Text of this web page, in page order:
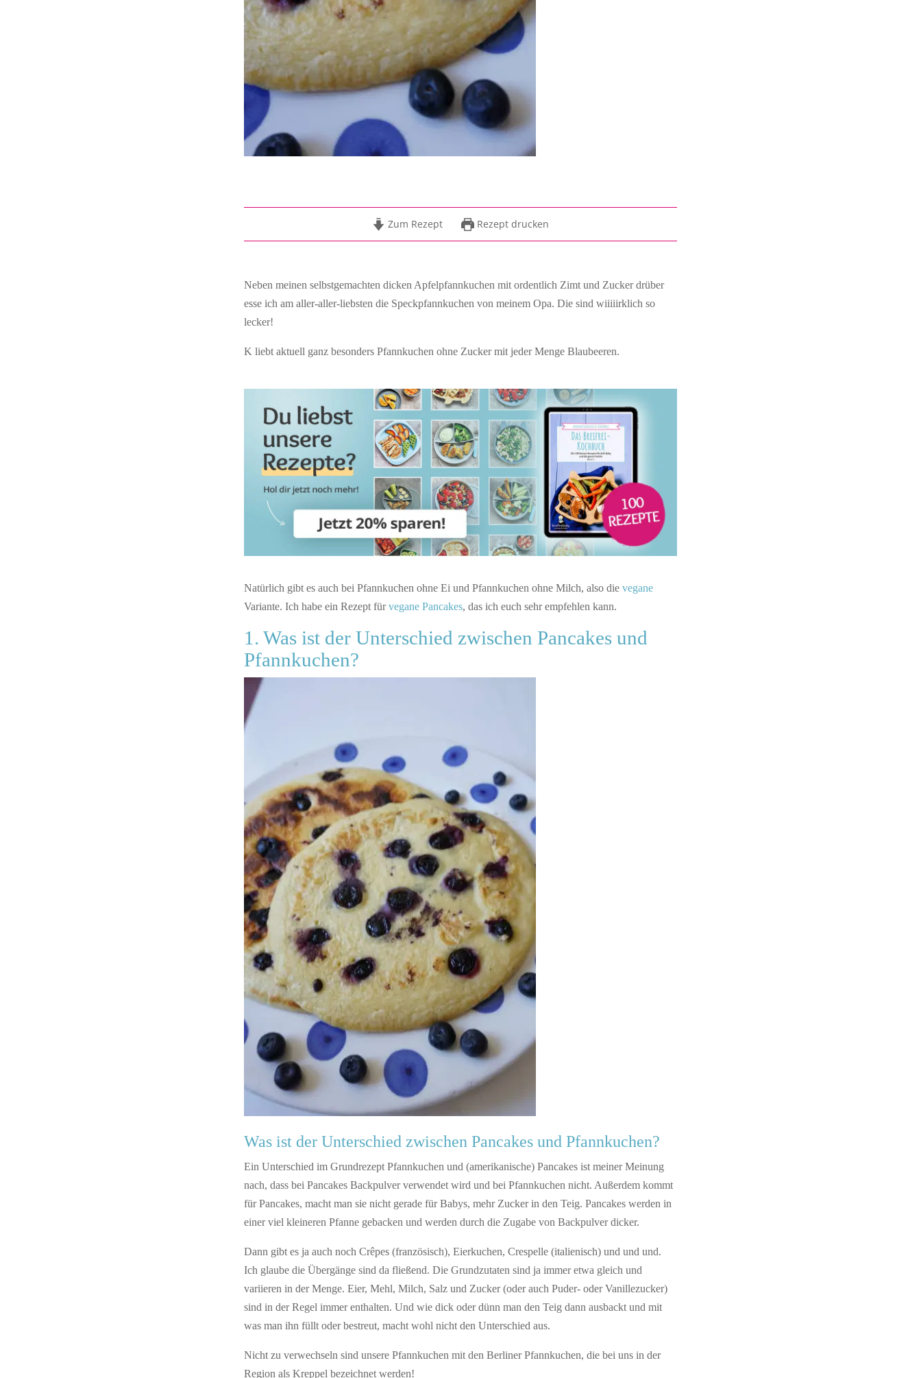
Zum Rezept Rezept drucken
Neben meinen selbstgemachten dicken Apfelpfannkuchen mit ordentlich Zimt und Zucker drüber
esse ich am aller-aller-liebsten die Speckpfannkuchen von meinem Opa. Die sind wiiiiirklich so
lecker!
K liebt aktuell ganz besonders Pfannkuchen ohne Zucker mit jeder Menge Blaubeeren.
Natürlich gibt es auch bei Pfannkuchen ohne Ei und Pfannkuchen ohne Milch, also die vegane
Variante. Ich habe ein Rezept fürvegane Pancakes, das ich euch sehr empfehlen kann.
1. Was ist der Unterschied zwischen Pancakes und
Pfannkuchen?
Was ist der Unterschied zwischen Pancakes und Pfannkuchen?
Ein Unterschied im Grundrezept Pfannkuchen und (amerikanische) Pancakes ist meiner Meinung
nach, dass bei Pancakes Backpulver verwendet wird und bei Pfannkuchen nicht. Außerdem kommt
für Pancakes, macht man sie nicht gerade für Babys, mehr Zucker in den Teig. Pancakes werden in
einer viel kleineren Pfanne gebacken und werden durch die Zugabe von Backpulver dicker.
Dann gibt es ja auch noch Crêpes (französisch), Eierkuchen, Crespelle (italienisch) und und und.
Ich glaube die Übergänge sind da fließend. Die Grundzutaten sind ja immer etwa gleich und
variieren in der Menge. Eier, Mehl, Milch, Salz und Zucker (oder auch Puder- oder Vanillezucker)
sind in der Regel immer enthalten. Und wie dick oder dünn man den Teig dann ausbackt und mit
was man ihn füllt oder bestreut, macht wohl nicht den Unterschied aus.
Nicht zu verwechseln sind unsere Pfannkuchen mit den Berliner Pfannkuchen, die bei uns in der
Region als Kreppel bezeichnet werden!